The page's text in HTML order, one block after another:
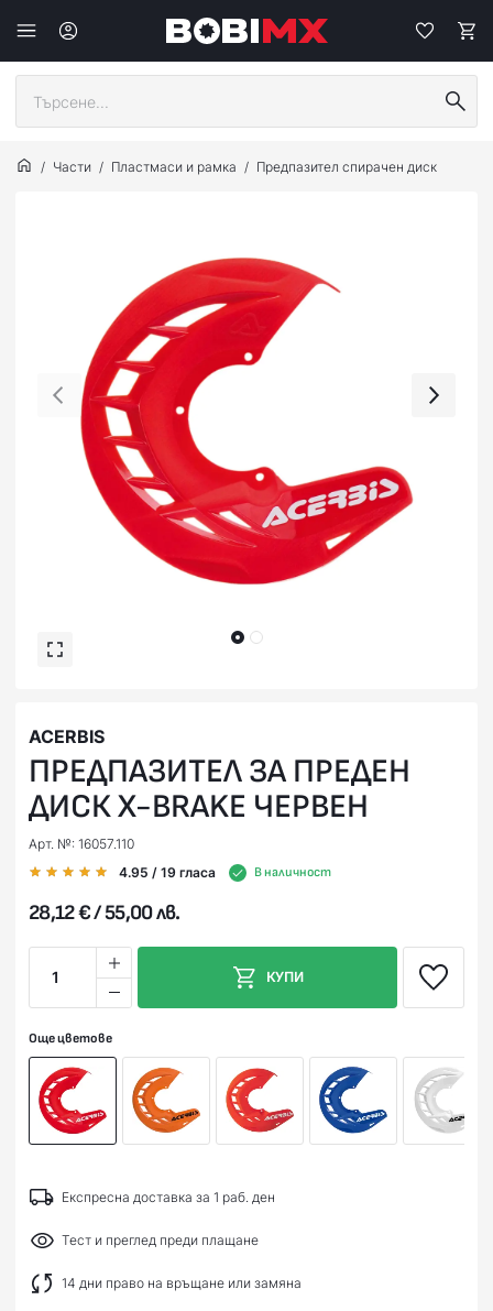
Части Пластмаси и рамка Предпазител спирачен диск
ACERBIS
ПРЕДПАЗИТЕЛ ЗА ПРЕДЕН
ДИСК X-BRAKE ЧЕРВЕН
Арт. №: 16057.110
4.95 / 19 гласа В наличност
28,12 € / 55,00 лв.
1 КУПИ
Още цветове
Експресна доставка за 1 раб. ден
Тест и преглед преди плащане
14 дни право на връщане или замяна